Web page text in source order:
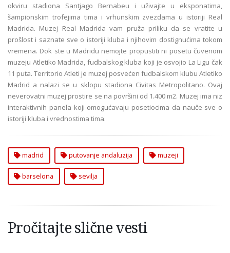
okviru stadiona Santjago Bernabeu i uživajte u eksponatima,
šampionskim trofejima tima i vrhunskim zvezdama u istoriji Real
Madrida. Muzej Real Madrida vam pruža priliku da se vratite u
prošlost i saznate sve o istoriji kluba i njihovim dostignućima tokom
vremena. Dok ste u Madridu nemojte propustiti ni posetu čuvenom
muzeju Atletiko Madrida, fudbalskog kluba koji je osvojio La Ligu čak
11 puta. Territorio Atleti je muzej posvećen fudbalskom klubu Atletiko
Madrid a nalazi se u sklopu stadiona Civitas Metropolitano. Ovaj
neverovatni muzej prostire se na površini od 1.400 m2. Muzej ima niz
interaktivnih panela koji omogućavaju posetiocima da nauče sve o
istoriji kluba i vrednostima tima.
madrid putovanje andaluzija muzeji
barselona sevilja
Pročitajte slične vesti